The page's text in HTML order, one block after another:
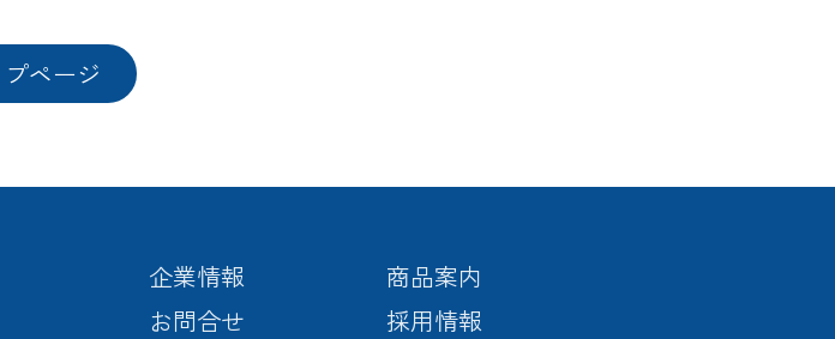
プページ
企業情報
商品案内
お問合せ
採用情報